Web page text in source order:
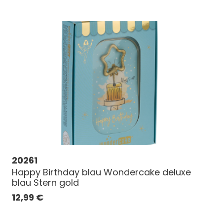
20261
Happy Birthday blau Wondercake deluxe
blau Stern gold
12,99 €